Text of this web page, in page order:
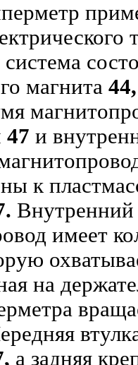
магнита 44,
47 и
к
Внутренний
имеет
на
а задняя